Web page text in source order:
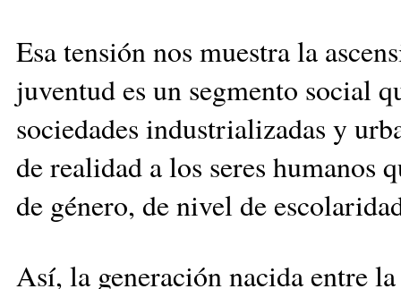
Esa tensión nos muestra la
juventud es un segmento social
sociedades industrializadas y
de realidad a los seres humanos
de género, de nivel de
Así, la generación nacida entre